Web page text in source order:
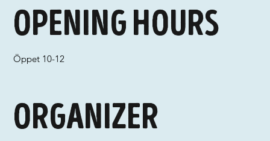
Organizer
Opening hours
Öppet 10-12